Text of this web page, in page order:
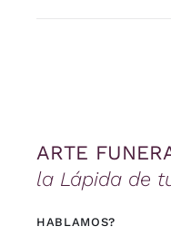
ARTE
la Lápida de
HABLAMOS?